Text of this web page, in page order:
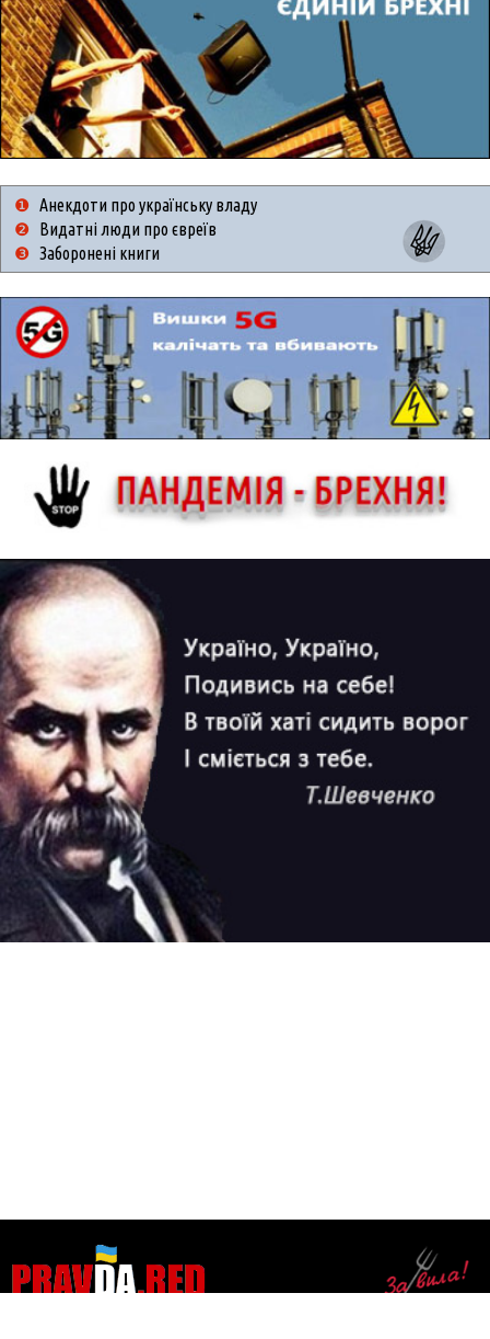
❶ Анекдоти про українську владу
❷ Видатні люди про євреїв
❸ Заборонені книги